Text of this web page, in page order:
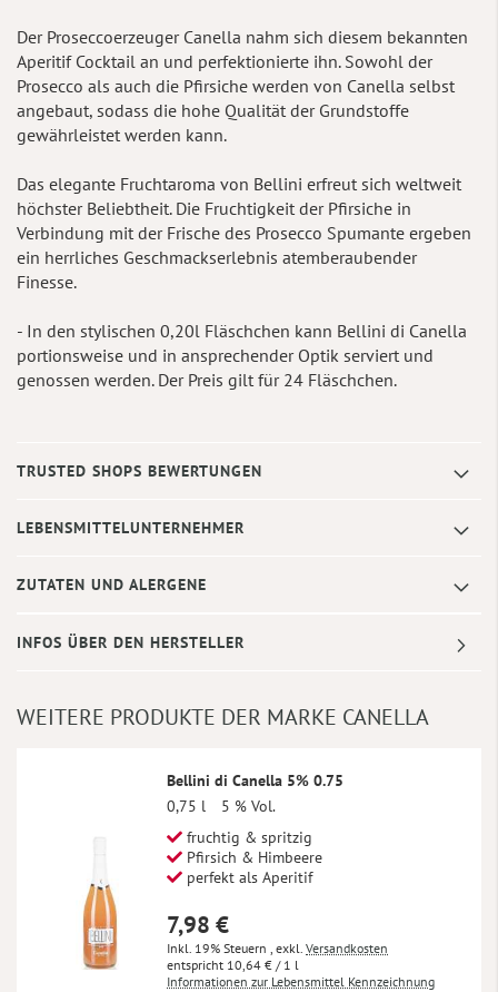
Der Proseccoerzeuger Canella nahm sich diesem bekannten
Aperitif Cocktail an und perfektionierte ihn. Sowohl der
Prosecco als auch die Pfirsiche werden von Canella selbst
angebaut, sodass die hohe Qualität der Grundstoffe
gewährleistet werden kann.
Das elegante Fruchtaroma von Bellini erfreut sich weltweit
höchster Beliebtheit. Die Fruchtigkeit der Pfirsiche in
Verbindung mit der Frische des Prosecco Spumante ergeben
ein herrliches Geschmackserlebnis atemberaubender
Finesse.
- In den stylischen 0,20l Fläschchen kann Bellini di Canella
portionsweise und in ansprechender Optik serviert und
genossen werden. Der Preis gilt für 24 Fläschchen.
TRUSTED SHOPS BEWERTUNGEN
LEBENSMITTELUNTERNEHMER
ZUTATEN UND ALERGENE
INFOS ÜBER DEN HERSTELLER
WEITERE PRODUKTE DER MARKE CANELLA
Bellini di Canella 5% 0.75
0,75 l
5 % Vol.
fruchtig & spritzig
Pfirsich & Himbeere
perfekt als Aperitif
7,98 €
Inkl. 19% Steuern , exkl. Versandkosten
10,64 € / 1 l
Informationen zur Lebensmittel Kennzeichnung